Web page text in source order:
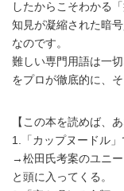
したからこそわかる
知見が凝縮された暗
なのです。
難しい専門用語は一
をプロが徹底的に、
【この本を読めば、
1.「カップヌードル」
→松田氏考案のユニ
と頭に入ってくる。